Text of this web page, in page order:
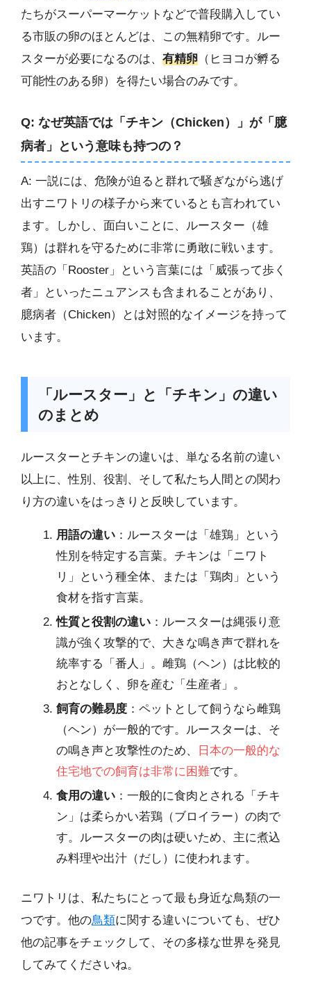
たちがスーパーマーケットなどで普段購入してい
る市販の卵のほとんどは、この無精卵です。ルー
スターが必要になるのは、 有精卵 （ヒヨコが孵る
可能性のある卵）を得たい場合のみです。
Q: なぜ英語では「チキン（Chicken）」が「臆
病者」という意味も持つの？
A: 一説には、危険が迫ると群れで騒ぎながら逃げ
出すニワトリの様子から来ているとも言われてい
ます。しかし、面白いことに、ルースター（雄
鶏）は群れを守るために非常に勇敢に戦います。
英語の「Rooster」という言葉には「威張って歩く
者」といったニュアンスも含まれることがあり、
臆病者（Chicken）とは対照的なイメージを持って
います。
「ルースター」と「チキン」の違い
のまとめ
ルースターとチキンの違いは、単なる名前の違い
以上に、性別、役割、そして私たち人間との関わ
り方の違いをはっきりと反映しています。
用語の違い ：ルースターは「雄鶏」という
性別を特定する言葉。チキンは「ニワト
リ」という種全体、または「鶏肉」という
食材を指す言葉。
性質と役割の違い ：ルースターは縄張り意
識が強く攻撃的で、大きな鳴き声で群れを
統率する「番人」。雌鶏（ヘン）は比較的
おとなしく、卵を産む「生産者」。
飼育の難易度 ：ペットとして飼うなら雌鶏
（ヘン）が一般的です。ルースターは、そ
の鳴き声と攻撃性のため、
日本の一般的な
住宅地での飼育は非常に困難です。
食用の違い ：一般的に食肉とされる「チキ
ン」は柔らかい若鶏（ブロイラー）の肉で
す。ルースターの肉は硬いため、主に煮込
み料理や出汁（だし）に使われます。
ニワトリは、私たちにとって最も身近な鳥類の一
つです。他の鳥類に関する違いについても、ぜひ
他の記事をチェックして、その多様な世界を発見
してみてくださいね。